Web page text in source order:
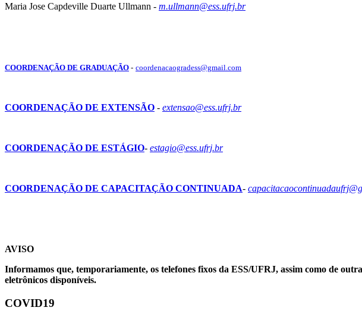
Maria Jose Capdeville Duarte Ullmann - m.ullmann@ess.ufrj.br
COORDENAÇÃO DE GRADUAÇÃO - coordenacaogradess@gmail.com
COORDENAÇÃO DE EXTENSÃO - extensao@ess.ufrj.br
COORDENAÇÃO DE ESTÁGIO- estagio@ess.ufrj.br
COORDENAÇÃO DE CAPACITAÇÃO CONTINUADA-
AVISO
Informamos que, temporariamente, os telefones fixos da ESS/UFRJ, assim como de
eletrônicos disponíveis.
COVID19